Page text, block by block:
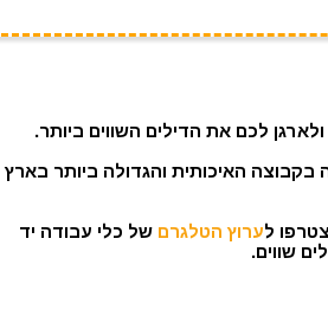
לכם את הדילים השווים ביותר.
בקבוצה האיכותית והגדולה ביותר בארץ
לערוץ הטלגרם של כלי עבודה יד
שווים.